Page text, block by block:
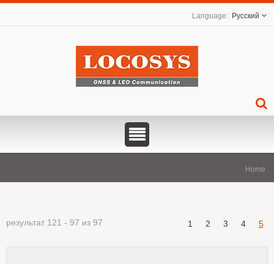
Русский
Home
результат 121 - 97 из 97 1 2 3 4 5